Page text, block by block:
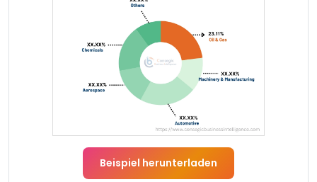
Beispiel herunterladen